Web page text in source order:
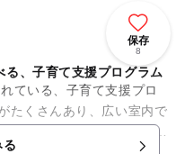
保存
8
る、子育て支援プログラム
ている、子育て支援プロ
たくさんあり、広い室内で
す。 季節ごとのイベント
る